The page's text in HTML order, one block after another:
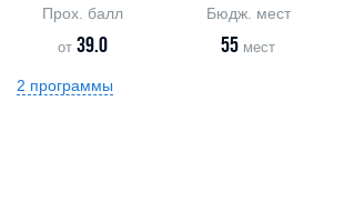
Прох. балл
от39.0
Бюдж. мест
55 мест
2 программы